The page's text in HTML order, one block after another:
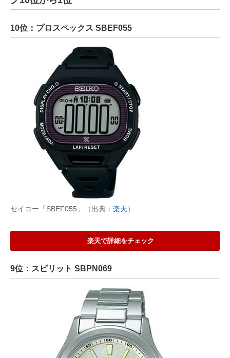
10位：プロスペックス SBEF055
セイコー「SBEF055」（出典： 楽天）
楽天で詳細をチェック
9位：スピリット SBPN069